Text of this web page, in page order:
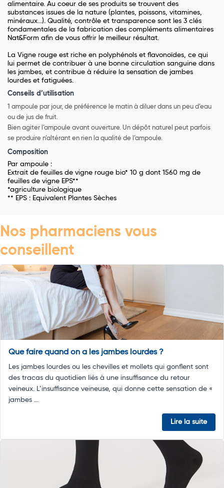
alimentaire. Au coeur de ses produits se trouvent des
substances issues de la nature (plantes, poissons, vitamines,
minéraux...). Qualité, contrôle et transparence sont les 3 clés
fondamentales de la fabrication des compléments alimentaires
Nat&Form afin de vous offrir le meilleur résultat.
La Vigne rouge est riche en polyphénols et flavonoïdes, ce qui
lui permet de contribuer à une bonne circulation sanguine dans
les jambes, et contribue à réduire la sensation de jambes
lourdes et fatiguées.
Conseils d’utilisation
1 ampoule par jour, de préférence le matin à diluer dans un peu d’eau
ou de jus de fruit.
Bien agiter l’ampoule avant ouverture. Un dépôt naturel peut parfois
se produire n’altérant en rien la qualité de l’ampoule.
Composition
Par ampoule :
Extrait de feuilles de vigne rouge bio* 10 g dont 1560 mg de
feuilles de vigne EPS**
*agriculture biologique
** EPS : Equivalent Plantes Sèches
Nos pharmaciens vous
conseillent
Que faire quand on a les jambes lourdes ?
Les jambes lourdes ou les chevilles et mollets qui gonflent sont
des tracas du quotidien liés à une insuffisance du retour
veineux. L’insuffisance veineuse, qui donne cette sensation de «
jambes ...
Lire la suite